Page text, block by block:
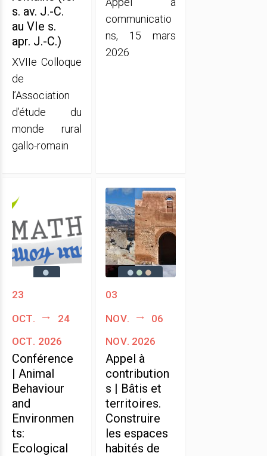
s. av. J.-C.
au VIe s.
apr. J.-C.)
XVIIe Colloque
de
l’Association
d’étude du
monde rural
gallo-romain
communicatio
ns, 15 mars
2026
23
oct.
24
oct. 2026
Conférence
| Animal
Behaviour
and
Environmen
ts:
Ecological
03
nov.
06
nov. 2026
Appel à
contribution
s | Bâtis et
territoires.
Construire
les espaces
habités de